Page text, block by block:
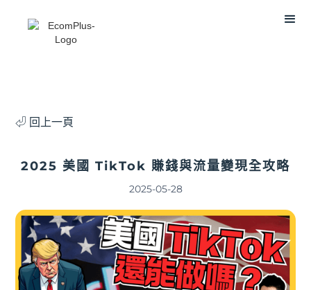
⏎ 回上一頁
2025 美國 TikTok 賺錢與流量變現全攻略
2025-05-28